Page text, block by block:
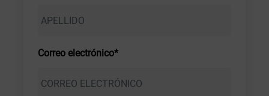
Correo electrónico*